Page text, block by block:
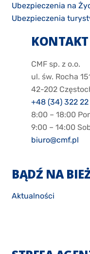
Ubezpieczenia na
Ubezpieczenia
KONTAKT
CMF sp. z o.o.
ul. św. Rocha
42-202
+48 (34) 322 22
8:00 – 18:00
9:00 – 14:00
biuro@cmf.pl
BĄDŹ NA
Aktualności